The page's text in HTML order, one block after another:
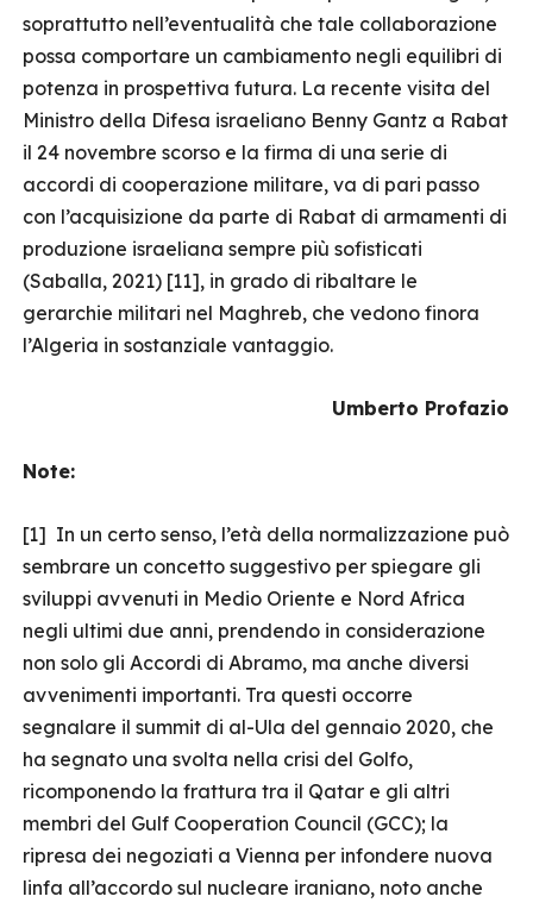
soprattutto nell’eventualità che tale collaborazione
possa comportare un cambiamento negli equilibri di
potenza in prospettiva futura. La recente visita del
Ministro della Difesa israeliano Benny Gantz a Rabat
il 24 novembre scorso e la firma di una serie di
accordi di cooperazione militare, va di pari passo
con l’acquisizione da parte di Rabat di armamenti di
produzione israeliana sempre più sofisticati
(Saballa, 2021) [11], in grado di ribaltare le
gerarchie militari nel Maghreb, che vedono finora
l’Algeria in sostanziale vantaggio.
Umberto Profazio
Note:
[1] In un certo senso, l’età della normalizzazione può
sembrare un concetto suggestivo per spiegare gli
sviluppi avvenuti in Medio Oriente e Nord Africa
negli ultimi due anni, prendendo in considerazione
non solo gli Accordi di Abramo, ma anche diversi
avvenimenti importanti. Tra questi occorre
segnalare il summit di al-Ula del gennaio 2020, che
ha segnato una svolta nella crisi del Golfo,
ricomponendo la frattura tra il Qatar e gli altri
membri del Gulf Cooperation Council (GCC); la
ripresa dei negoziati a Vienna per infondere nuova
linfa all’accordo sul nucleare iraniano, noto anche